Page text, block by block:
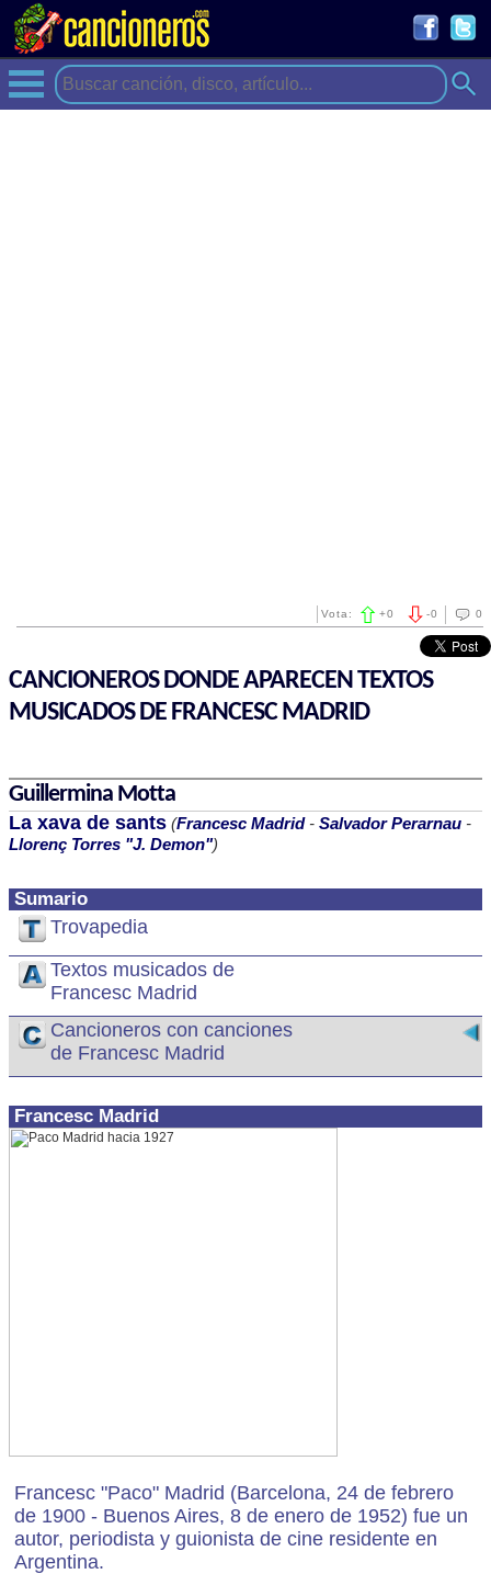
0
-0
Vota: +0
CANCIONEROS DONDE APARECEN TEXTOS
MUSICADOS DE FRANCESC MADRID
Sumario
Trovapedia
Textos musicados de
Francesc Madrid
Cancioneros con canciones
de Francesc Madrid
Francesc Madrid
Francesc "Paco" Madrid (Barcelona, 24 de febrero
de 1900 - Buenos Aires, 8 de enero de 1952) fue un
autor, periodista y guionista de cine residente en
Argentina.
Guillermina Motta
La xava de sants (Francesc Madrid- Salvador Perarnau -
Llorenç Torres "J. Demon")